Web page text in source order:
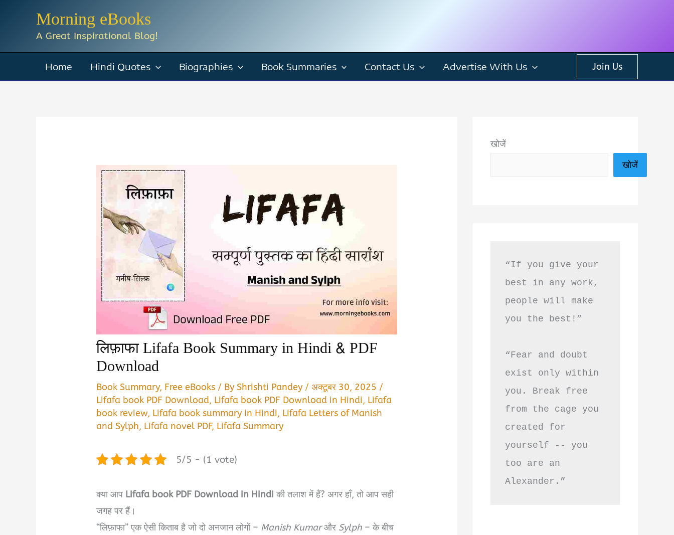
Morning eBooks
A Great Inspirational Blog!
Home Hindi Quotes Biographies Book Summaries Contact Us Advertise With Us Join Us
लिफ़ाफा Lifafa Book Summary in Hindi & PDF
Download
Book Summary, Free eBooks / ByShrishti Pandey /अक्टूबर 30, 2025 /
Lifafa book PDF Download, Lifafa book PDF Download in Hindi, Lifafa
book review, Lifafa book summary in Hindi, Lifafa Letters of Manish
and Sylph, Lifafa novel PDF, Lifafa Summary
5/5 - (1 vote)
क्या आप Lifafa book PDF Download in Hindi की तलाश में हैं? अगर हाँ, तो आप सही
जगह पर हैं।
“लिफ़ाफा” एक ऐसी किताब है जो दो अनजान लोगों – Manish Kumarऔर Sylph – के बीच
खोजें
खोजें
“If you give your
best in any work,
people will make
you the best!”
“Fear and doubt
exist only within
you. Break free
from the cage you
created for
yourself -- you
too are an
Alexander.”